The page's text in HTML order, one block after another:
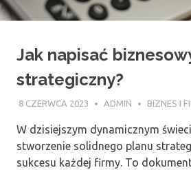
Jak napisać
strategiczny?
8 CZERWCA 2023 ADMIN BIZNES I
W dzisiejszym dynamicznym
stworzenie solidnego planu
sukcesu każdej firmy. To